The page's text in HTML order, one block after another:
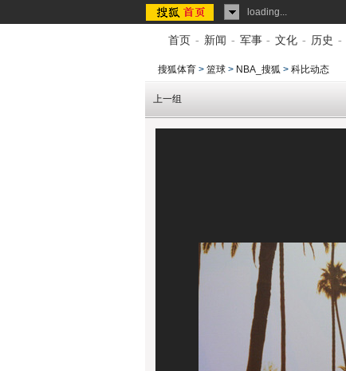
loading...
首页 - 新闻 - 军事 - 文化 - 历史 -
搜狐体育 > 篮球 > NBA_搜狐 > 科比动态
上一组